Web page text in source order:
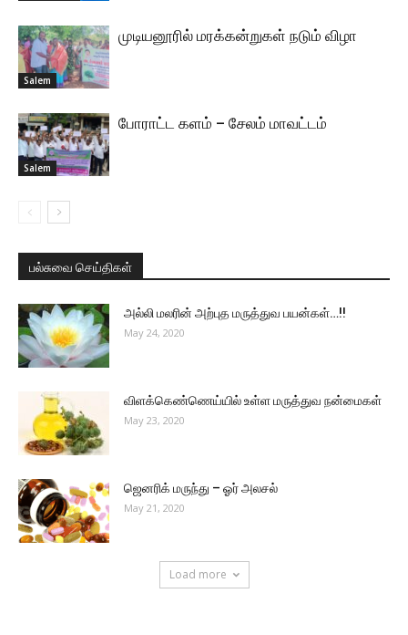
Salem
முடியனூரில் மரக்கன்றுகள் நடும் விழா
Salem
போராட்ட களம் – சேலம் மாவட்டம்
பல்சுவை செய்திகள்
அல்லி மலரின் அற்புத மருத்துவ பயன்கள்…!!
May 24, 2020
விளக்கெண்ணெய்யில் உள்ள மருத்துவ நன்மைகள்
May 23, 2020
ஜெனரிக் மருந்து – ஓர் அலசல்
May 21, 2020
Load more